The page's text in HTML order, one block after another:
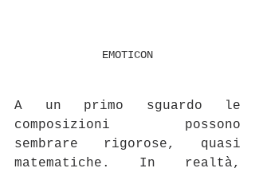
EMOTICON
A un primo sguardo le
composizioni possono
sembrare rigorose, quasi
matematiche. In realtà,